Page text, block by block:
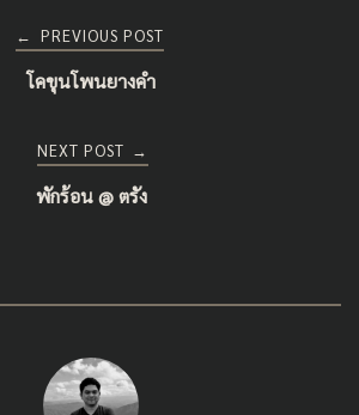
← PREVIOUS POST
โคขุนโพนยางคำ
NEXT POST →
พักร้อน @ ตรัง